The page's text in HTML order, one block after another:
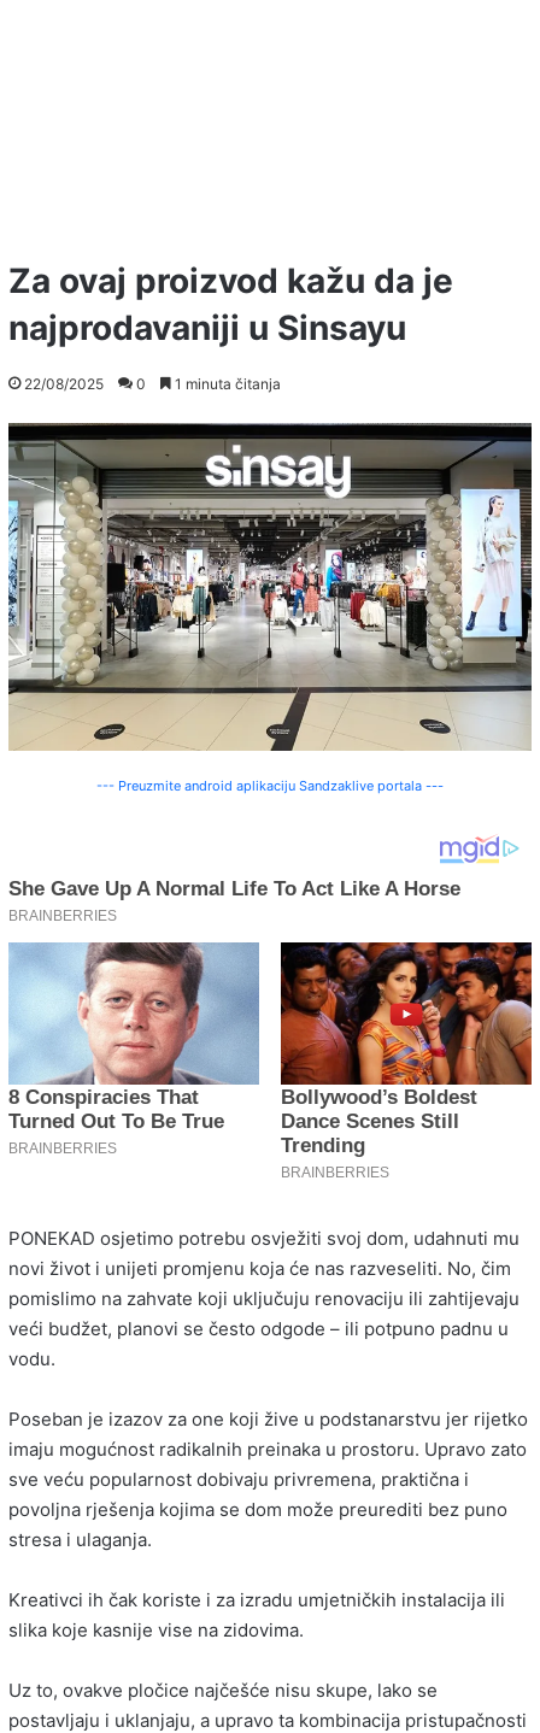
Za ovaj proizvod kažu da je
najprodavaniji u Sinsayu
22/08/2025 0 1 minuta čitanja
--- Preuzmite android aplikaciju Sandzaklive portala ---
PONEKAD osjetimo potrebu osvježiti svoj dom, udahnuti mu
novi život i unijeti promjenu koja će nas razveseliti. No, čim
pomislimo na zahvate koji uključuju renovaciju ili zahtijevaju
veći budžet, planovi se često odgode – ili potpuno padnu u
vodu.
Poseban je izazov za one koji žive u podstanarstvu jer rijetko
imaju mogućnost radikalnih preinaka u prostoru. Upravo zato
sve veću popularnost dobivaju privremena, praktična i
povoljna rješenja kojima se dom može preurediti bez puno
stresa i ulaganja.
Kreativci ih čak koriste i za izradu umjetničkih instalacija ili
slika koje kasnije vise na zidovima.
Uz to, ovakve pločice najčešće nisu skupe, lako se
postavljaju i uklanjaju, a upravo ta kombinacija pristupačnosti